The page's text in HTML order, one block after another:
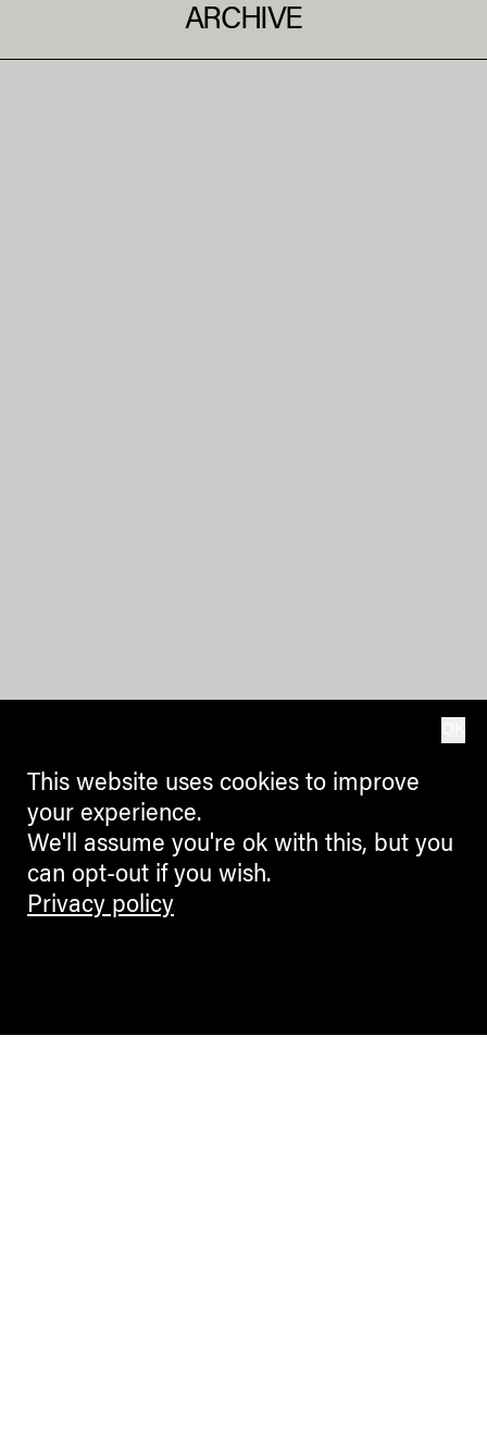
ARCHIVE
This website uses cookies to improve
your experience.
We'll assume you're ok with this, but you
can opt-out if you wish.
Privacy policy